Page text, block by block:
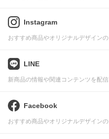
Instagram
おすすめ商品やオリジナルデザイン
LINE
新商品の情報や関連コンテンツを配信
Facebook
おすすめ商品やオリジナルデザイン